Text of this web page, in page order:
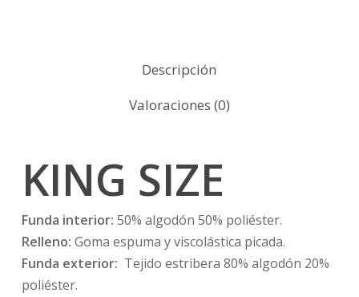
Descripción
Valoraciones (0)
KING SIZE
Funda interior: 50% algodón 50% poliéster.
Relleno: Goma espuma y viscolástica picada.
Funda exterior: Tejido estribera 80% algodón 20%
poliéster.